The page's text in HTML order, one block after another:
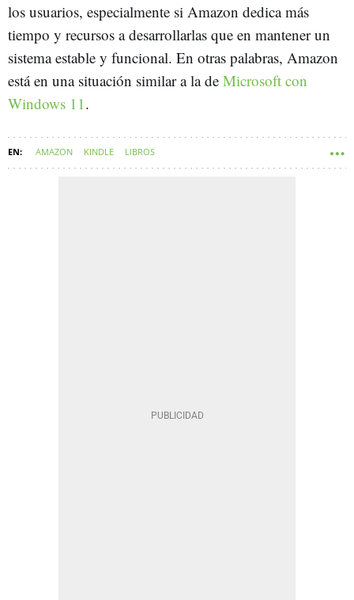
los usuarios, especialmente si Amazon dedica más
tiempo y recursos a desarrollarlas que en mantener un
sistema estable y funcional. En otras palabras, Amazon
está en una situación similar a la de Microsoft con
Windows 11 .
AMAZON KINDLE LIBROS